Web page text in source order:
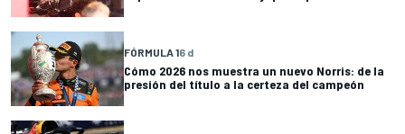
FÓRMULA 16 d
Cómo 2026 nos muestra un nuevo Norris: de la
presión del título a la certeza del campeón